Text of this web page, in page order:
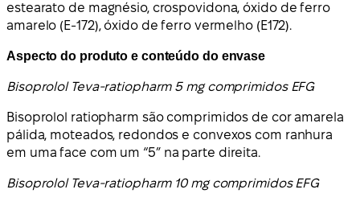
estearato de magnésio, crospovidona, óxido de ferro
amarelo (E-172), óxido de ferro vermelho (E172).
Aspecto do produto e conteúdo do envase
Bisoprolol Teva-ratiopharm 5 mg comprimidos EFG
Bisoprolol ratiopharm são comprimidos de cor amarela
pálida, moteados, redondos e convexos com ranhura
em uma face com um “5” na parte direita.
Bisoprolol Teva-ratiopharm 10 mg comprimidos EFG